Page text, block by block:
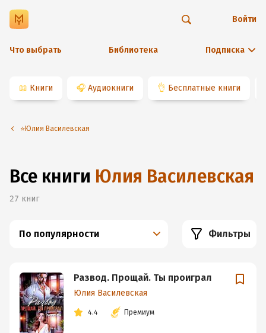
Что выбрать Библиотека Подписка
Войти
📖 Книги 🎧 Аудиокниги 👌 Бесплатные книги
⭐️Юлия Василевская
Все книги Юлия Василевская
27 книг
По популярности Фильтры
Развод. Прощай. Ты проиграл
Юлия Василевская
4.4 Премиум